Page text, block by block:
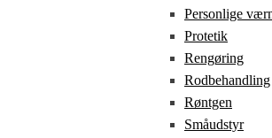
Personlige
Protetik
Rengøring
Rodbehandling
Røntgen
Småudstyr